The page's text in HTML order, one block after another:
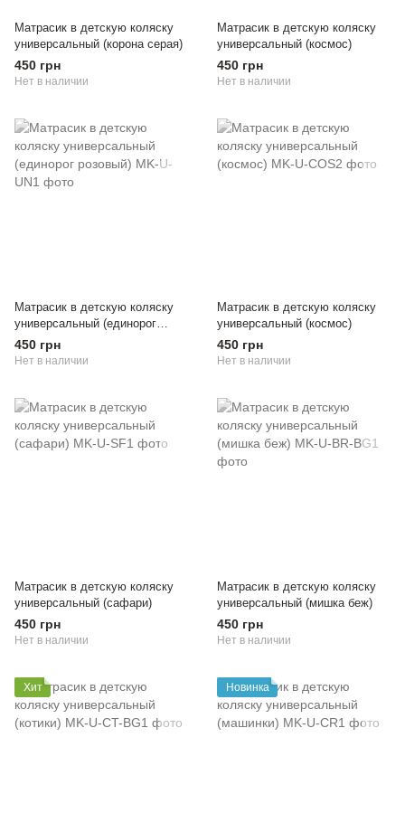
Матрасик в детскую коляску
универсальный (корона серая)
450 грн
Нет в наличии
Матрасик в детскую коляску
универсальный (космос)
450 грн
Нет в наличии
Матрасик в детскую коляску
универсальный (единорог
розовый)
450 грн
Нет в наличии
Матрасик в детскую коляску
универсальный (космос)
450 грн
Нет в наличии
Матрасик в детскую коляску
универсальный (сафари)
450 грн
Нет в наличии
Матрасик в детскую коляску
универсальный (мишка беж)
450 грн
Нет в наличии
Хит Новинка